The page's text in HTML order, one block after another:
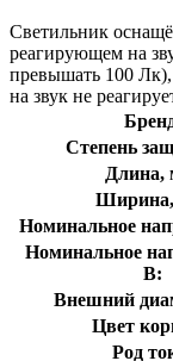
Светильник
реагирующем на
превышать 100
на звук не
Степень
Длина,
Номинальное
Номинальное
В:
Внешний
Цвет
Род